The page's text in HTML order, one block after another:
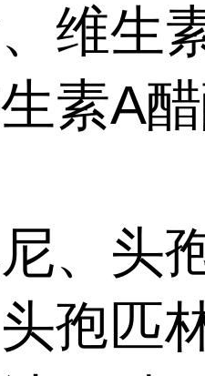
维生
素A
、头
孢匹